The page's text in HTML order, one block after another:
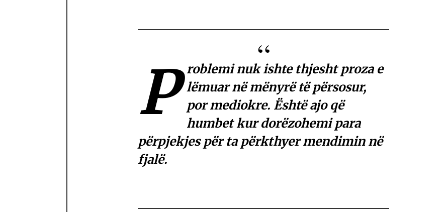
P
roblemi nuk ishte thjesht proza e
lëmuar në mënyrë të përsosur,
por mediokre. Është ajo që
humbet kur dorëzohemi para
përpjekjes për ta përkthyer mendimin në
fjalë.